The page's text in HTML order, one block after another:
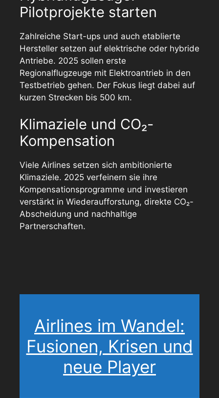
Pilotprojekte starten
Zahlreiche Start-ups und auch etablierte
Hersteller setzen auf elektrische oder hybride
Antriebe. 2025 sollen erste
Regionalflugzeuge mit Elektroantrieb in den
Testbetrieb gehen. Der Fokus liegt dabei auf
kurzen Strecken bis 500 km.
Klimaziele und CO₂-
Kompensation
Viele Airlines setzen sich ambitionierte
Klimaziele. 2025 verfeinern sie ihre
Kompensationsprogramme und investieren
verstärkt in Wiederaufforstung, direkte CO₂-
Abscheidung und nachhaltige
Partnerschaften.
Airlines im Wandel:
Fusionen, Krisen und
neue Player